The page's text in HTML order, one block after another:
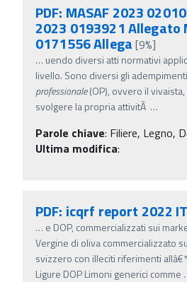
PDF: MASAF 2023
2023 0193921 Allegato
0171556 Allega [9%]
… uendo diversi atti normativi
livello. Sono diversi gli
professionale(OP), ovvero il
svolgere la propria attivitÃ …
Parole chiave: Filiere, Legno,
Ultima modifica:
PDF: icqrf report 2022 IT
… e DOP, commercializzati sui
Vergine di oliva commercializzato
svizzero con illeciti riferimenti
Ligure DOP Limoni generici comme